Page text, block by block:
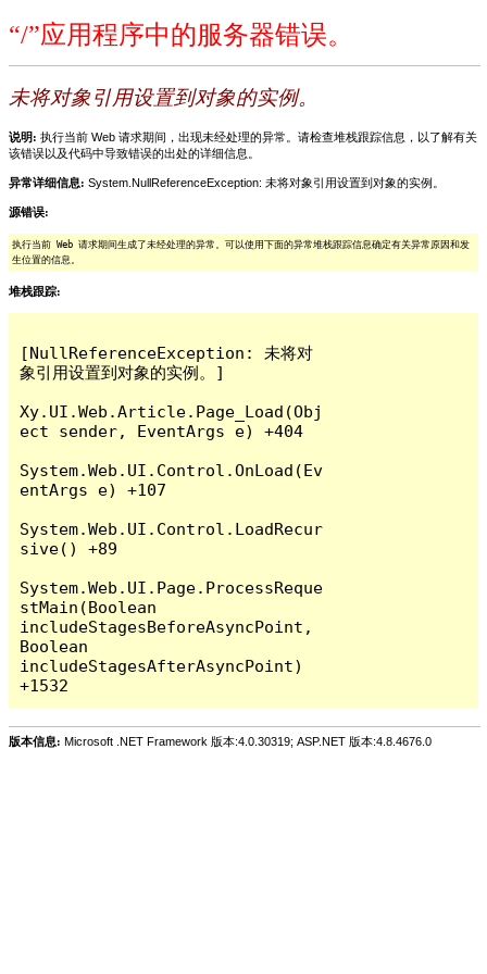
“/”应用程序中的服务器错误。
未将对象引用设置到对象的实例。
说明: 执行当前 Web 请求期间，出现未经处理的异常。请检查堆栈跟踪信息，以了解有关
该错误以及代码中导致错误的出处的详细信息。
异常详细信息: System.NullReferenceException: 未将对象引用设置到对象的实例。
源错误:
执行当前 Web 请求期间生成了未经处理的异常。可以使用下面的异常堆栈跟踪信息确定有关异常原因和发
生位置的信息。
堆栈跟踪:
[NullReferenceException: 未将对
象引用设置到对象的实例。]
Xy.UI.Web.Article.Page_Load(Obj
ect sender, EventArgs e) +404
System.Web.UI.Control.OnLoad(Ev
entArgs e) +107
System.Web.UI.Control.LoadRecur
sive() +89
System.Web.UI.Page.ProcessReque
stMain(Boolean
includeStagesBeforeAsyncPoint,
Boolean
includeStagesAfterAsyncPoint)
版本信息: Microsoft .NET Framework 版本:4.0.30319; ASP.NET 版本:4.8.4676.0